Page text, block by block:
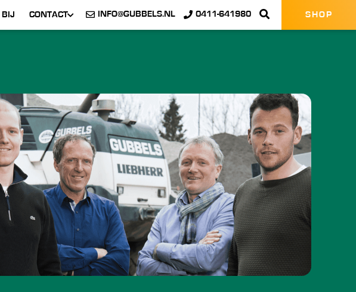
BIJ CONTACT SHOP
INFO@GUBBELS.NL 0411-641980